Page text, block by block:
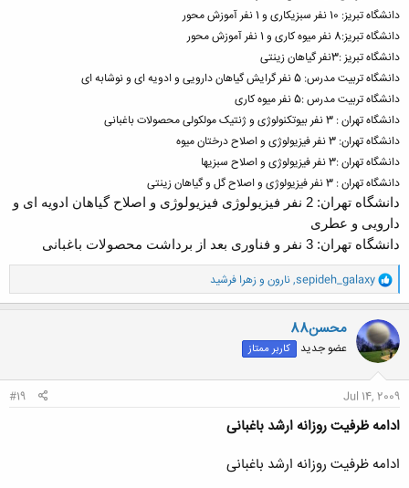
دانشگاه تبریز: 10 نفر سبزیکاری و 1 نفر آموزش محور
دانشگاه تبریز:8 نفر میوه کاری و 1 نفر آموزش محور
دانشگاه تبریز :3نفر گیاهان زینتی
دانشگاه تربیت مدرس: 5 نفر گرایش گیاهان دارویی و ادویه ای و نوشابه ای
دانشگاه تربیت مدرس :5 نفر میوه کاری
دانشگاه تهران : 3 نفر بیوتکنولوژی و ژنتیک مولکولی محصولات باغبانی
دانشگاه تهران: 3 نفر فیزیولوژی و اصلاح درختان میوه
دانشگاه تهران :3 نفر فیزیولوژی و اصلاح سبزیها
دانشگاه تهران : 3 نفر فیزیولوژی و اصلاح گل و گیاهان زینتی
دانشگاه تهران: 2 نفر فیزیولوژی فیزیولوژی و اصلاح گیاهان ادویه ای و
دارویی و عطری
دانشگاه تهران: 3 نفر و فناوری بعد از برداشت محصولات باغبانی
و
ا
ک
ن
ش
ه
ا
sepideh_galaxy
,نارون وزهرا فرشید
محسن88
عضو جدید کاربر ممتاز
Jul 14, 2009
#19
ادامه ظرفیت روزانه ارشد باغبانی
ادامه ظرفیت روزانه ارشد باغبانی